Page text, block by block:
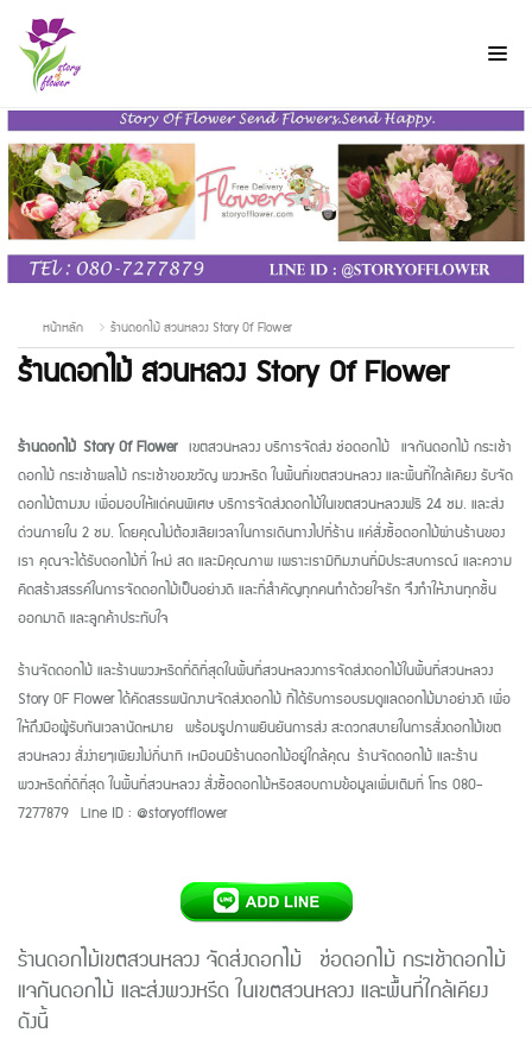
หน้าหลัก ร้านดอกไม้ สวนหลวง Story Of Flower
ร้านดอกไม้ สวนหลวง Story Of Flower
ร้านดอกไม้ Story Of Flower เขตสวนหลวง บริการจัดส่ง ช่อดอกไม้ แจกันดอกไม้ กระเช้า
ดอกไม้ กระเช้าผลไม้ กระเช้าของขวัญ พวงหรีด ในพื้นที่เขตสวนหลวง และพื้นที่ใกล้เคียง รับจัด
ดอกไม้ตามงบ เพื่อมอบให้แด่คนพิเศษ บริการจัดส่งดอกไม้ในเขตสวนหลวงฟรี24ชม. และส่ง
ด่วนภายใน2ชม. โดยคุณไม่ต้องเสียเวลาในการเดินทางไปที่ร้าน แค่สั่งซื้อดอกไม้ผ่านร้านของ
เรา คุณจะได้รับดอกไม้ที่ ใหม่ สด และมีคุณภาพ เพราะเรามีทีมงานที่มีประสบการณ์ และความ
คิดสร้างสรรค์ในการจัดดอกไม้เป็นอย่างดี และที่สำคัญทุกคนทำด้วยใจรัก จึงทำให้งานทุกชิ้น
ออกมาดี และลูกค้าประทับใจ
ร้านจัดดอกไม้ และร้านพวงหรีดที่ดีที่สุดในพื้นที่สวนหลวงการจัดส่งดอกไม้ในพื้นที่สวนหลวง
Story OF Flowerได้คัดสรรพนักงานจัดส่งดอกไม้ ที่ได้รับการอบรมดูแลดอกไม้มาอย่างดี เพื่อ
ให้ถึงมือผู้รับทันเวลานัดหมาย พร้อมรูปภาพยืนยันการส่ง สะดวกสบายในการสั่งดอกไม้เขต
สวนหลวง สั่งง่ายๆเพียงไม่กี่นาที เหมือนมีร้านดอกไม้อยู่ใกล้คุณ ร้านจัดดอกไม้ และร้าน
พวงหรีดที่ดีที่สุด ในพื้นที่สวนหลวง สั่งซื้อดอกไม้หรือสอบถามข้อมูลเพิ่มเติมที่ โทร080-
7277879 Line ID : @storyofflower
ร้านดอกไม้เขตสวนหลวง จัดส่งดอกไม้ ช่อดอกไม้ กระเช้าดอกไม้
แจกันดอกไม้ และส่งพวงหรีด ในเขตสวนหลวง และพื้นที่ใกล้เคียง
ดังนี้